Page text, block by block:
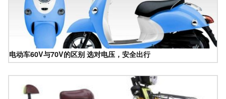
电动车60V与70V的区别 选对电压，安全出行